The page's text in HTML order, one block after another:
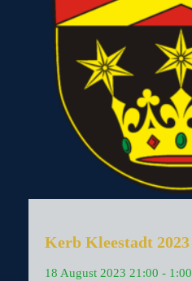
Kerb Kleestadt 2023
18 August 2023 21:00 - 1:00